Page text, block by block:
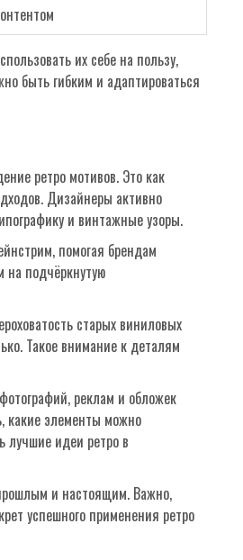
их себе на пользу,
быть гибким и адаптироваться
ретро мотивов. Это как
Дизайнеры активно
и винтажные узоры.
помогая брендам
на подчёркнутую
старых виниловых
Такое внимание к деталям
реклам и обложек
какие элементы можно
лучшие идеи ретро в
и настоящим. Важно,
успешного применения ретро